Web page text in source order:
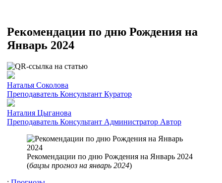
Рекомендации по дню Рождения на
Январь 2024
Наталья Соколова
Преподаватель Консультант Куратор
Наталия Цыганова
Преподаватель Консультант Администратор Автор
Рекомендации по дню Рождения на Январь 2024
(бацзы прогноз на январь 2024)